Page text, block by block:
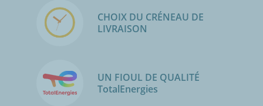
CHOIX DU CRÉNEAU DE
LIVRAISON
UN FIOUL DE QUALITÉ
TotalEnergies